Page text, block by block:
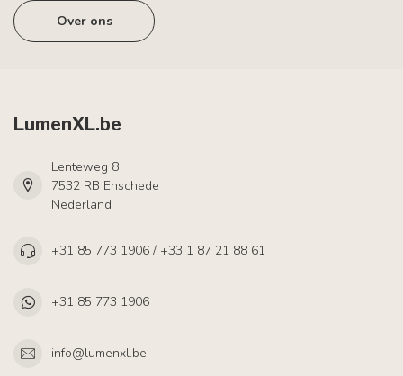
Over ons
LumenXL.be
Lenteweg 8
7532 RB Enschede
Nederland
+31 85 773 1906 / +33 1 87 21 88 61
+31 85 773 1906
info@lumenxl.be